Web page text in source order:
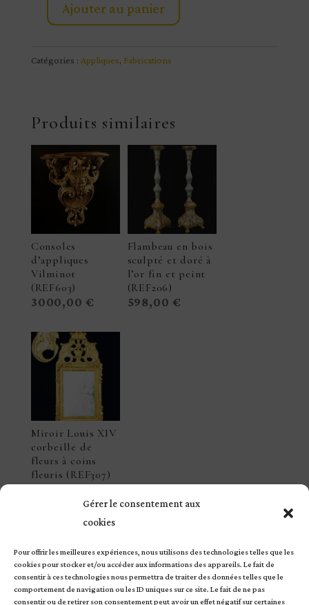
Gérer le consentement aux
cookies
Pour offrir les meilleures expériences, nous utilisons des technologies telles que les
cookies pour stocker et/ou accéder aux informations des appareils. Le fait de
consentir à ces technologies nous permettra de traiter des données telles que le
comportement de navigation ou les ID uniques sur ce site. Le fait de ne pas
consentir ou de retirer son consentement peut avoir un effet négatif sur certaines
quantité
(REF602)
Ajouter au panier
Catégories : Appliques, Fabrications
Produits similaires
Consoles
d’appliques
Vilminot
(REF603)
3000,00 €
Flambeau en bois
sculpté et doré à
l’or fin et peint
(REF206)
598,00 €
Miroir Louis XIV
corbeille de
fleurs à coins
fleuris (REF307)